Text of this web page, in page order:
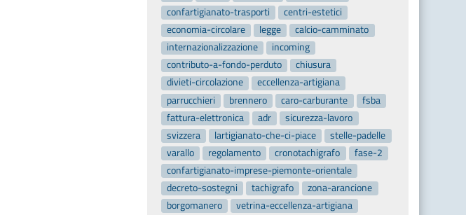
confartigianato-trasporti
centri-estetici
economia-circolare
legge
calcio-camminato
internazionalizzazione
incoming
contributo-a-fondo-perduto
chiusura
divieti-circolazione
eccellenza-artigiana
parrucchieri
brennero caro-carburante
fsba
fattura-elettronica
adr
sicurezza-lavoro
svizzera
lartigianato-che-ci-piace
stelle-padelle
varallo
regolamento cronotachigrafo
fase-2
confartigianato-imprese-piemonte-orientale
decreto-sostegni
tachigrafo
zona-arancione
borgomanero
vetrina-eccellenza-artigiana